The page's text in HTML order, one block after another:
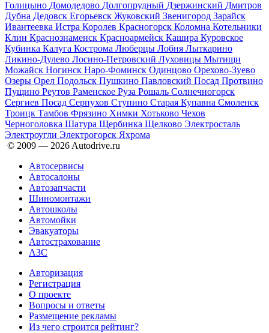
Голицыно Домодедово Долгопрудный Дзержинский Дмитров
Дубна Дедовск Егорьевск Жуковский Звенигород Зарайск
Ивантеевка Истра Королев Красногорск Коломна Котельники
Клин Краснознаменск Красноармейск Кашира Куровское
Кубинка Калуга Кострома Люберцы Лобня Лыткарино
Ликино-Дулево Лосино-Петровский Луховицы Мытищи
Можайск Ногинск Наро-Фоминск Одинцово Орехово-Зуево
Озеры Орел Подольск Пушкино Павловский Посад Протвино
Пущино Реутов Раменское Руза Рошаль Солнечногорск
Сергиев Посад Серпухов Ступино Старая Купавна Смоленск
Троицк Тамбов Фрязино Химки Хотьково Чехов
Черноголовка Шатура Щербинка Щелково Электросталь
Электроугли Электрогорск Яхрома
© 2009 — 2026 Autodrive.ru
Автосервисы
Автосалоны
Автозапчасти
Шиномонтажи
Автошколы
Автомойки
Эвакуаторы
Автострахование
АЗС
Авторизация
Регистрация
О проекте
Вопросы и ответы
Размещение рекламы
Из чего строится рейтинг?